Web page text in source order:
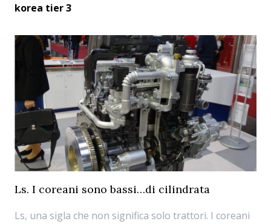
korea tier 3
Ls. I coreani sono bassi…di cilindrata
Ls, una sigla che non significa solo trattori. I coreani